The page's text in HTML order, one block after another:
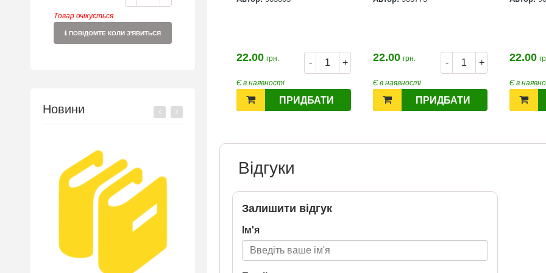
Товар очікується
ПОВІДОМТЕ КОЛИ З'ЯВИТЬСЯ
Новини
- +
22.00 грн.
Є в наявності
ПРИДБАТИ
- +
22.00 грн.
Є в наявності
ПРИДБАТИ
22.00
Є в
Відгуки
Залишити відгук
Ім'я